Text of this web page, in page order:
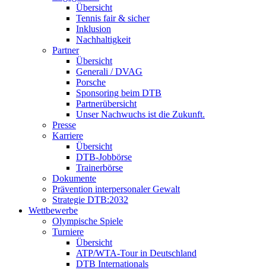
Übersicht
Tennis fair & sicher
Inklusion
Nachhaltigkeit
Partner
Übersicht
Generali / DVAG
Porsche
Sponsoring beim DTB
Partnerübersicht
Unser Nachwuchs ist die Zukunft.
Presse
Karriere
Übersicht
DTB-Jobbörse
Trainerbörse
Dokumente
Prävention interpersonaler Gewalt
Strategie DTB:2032
Wettbewerbe
Olympische Spiele
Turniere
Übersicht
ATP/WTA-Tour in Deutschland
DTB Internationals